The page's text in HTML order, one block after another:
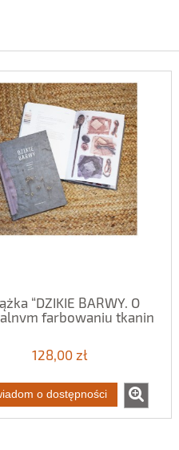
“DZIKIE BARWY. O
farbowaniu tkanin
128,00 zł
o dostępności